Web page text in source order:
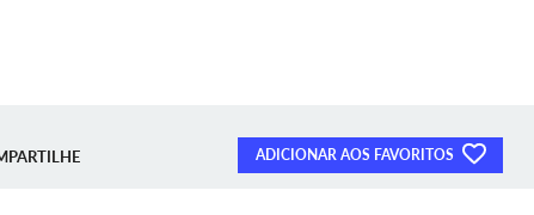
ADICIONAR AOS FAVORITOS